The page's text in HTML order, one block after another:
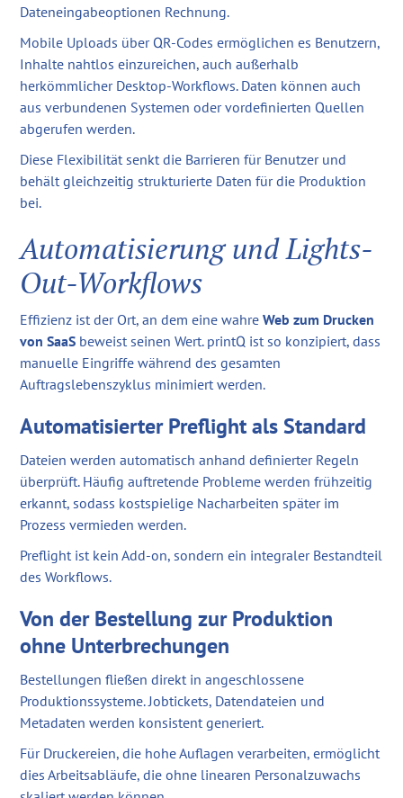
Dateneingabeoptionen Rechnung.
Mobile Uploads über QR-Codes ermöglichen es Benutzern,
Inhalte nahtlos einzureichen, auch außerhalb
herkömmlicher Desktop-Workflows. Daten können auch
aus verbundenen Systemen oder vordefinierten Quellen
abgerufen werden.
Diese Flexibilität senkt die Barrieren für Benutzer und
behält gleichzeitig strukturierte Daten für die Produktion
bei.
Automatisierung und Lights-
Out-Workflows
Effizienz ist der Ort, an dem eine wahreWeb zum Drucken
von SaaS beweist seinen Wert. printQ ist so konzipiert, dass
manuelle Eingriffe während des gesamten
Auftragslebenszyklus minimiert werden.
Automatisierter Preflight als Standard
Dateien werden automatisch anhand definierter Regeln
überprüft. Häufig auftretende Probleme werden frühzeitig
erkannt, sodass kostspielige Nacharbeiten später im
Prozess vermieden werden.
Preflight ist kein Add-on, sondern ein integraler Bestandteil
des Workflows.
Von der Bestellung zur Produktion
ohne Unterbrechungen
Bestellungen fließen direkt in angeschlossene
Produktionssysteme. Jobtickets, Datendateien und
Metadaten werden konsistent generiert.
Für Druckereien, die hohe Auflagen verarbeiten, ermöglicht
dies Arbeitsabläufe, die ohne linearen Personalzuwachs